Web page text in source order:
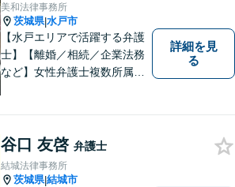
美和法律事務所
茨城県|水戸市
【水戸エリアで活躍する弁護
士】【離婚／相続／企業法務
など】女性弁護士複数所属／
いたします。お困りごとがあ
ればお気軽にご相談くださ
い。
詳細を見
る
谷口 友啓 弁護士
結城法律事務所
茨城県|結城市